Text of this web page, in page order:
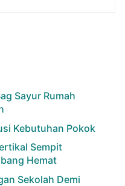
Sayur Rumah
Kebutuhan Pokok
Sempit
Hemat
Sekolah Demi